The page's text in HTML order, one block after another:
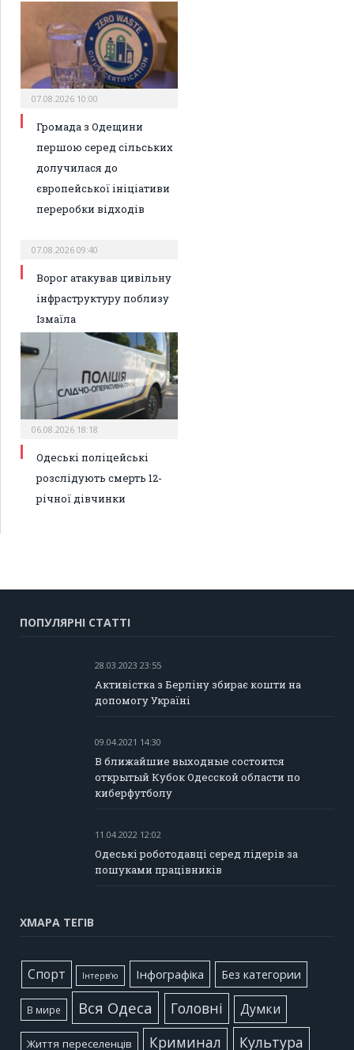
07.08.2026 10:00
Громада з Одещини
першою серед сільських
долучилася до
європейської ініціативи
переробки відходів
07.08.2026 09:40
Ворог атакував цивільну
інфраструктуру поблизу
Ізмаїла
06.08.2026 18:18
Одеські поліцейські
розслідують смерть 12-
річної дівчинки
ПОПУЛЯРНІ СТАТТІ
28.03.2023 23:55
Активістка з Берліну збирає кошти на
допомогу Україні
09.04.2021 14:30
В ближайшие выходные состоится
открытый Кубок Одесской области по
киберфутболу
11.04.2022 12:02
Одеські роботодавці серед лідерів за
пошуками працівників
ХМАРА ТЕГІВ
Cпорт Інтерв'ю Інфографіка Без категории
В мире Вся Одеса Головні Думки
Життя переселенців Криминал Культура